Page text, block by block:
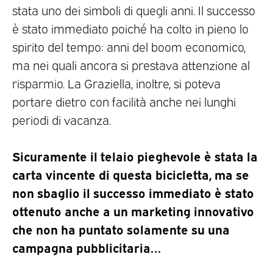
stata uno dei simboli di quegli anni. Il successo
è stato immediato poiché ha colto in pieno lo
spirito del tempo: anni del boom economico,
ma nei quali ancora si prestava attenzione al
risparmio. La Graziella, inoltre, si poteva
portare dietro con facilità anche nei lunghi
periodi di vacanza.
Sicuramente il telaio pieghevole è stata la
carta vincente di questa bicicletta, ma se
non sbaglio il successo immediato è stato
ottenuto anche a un marketing innovativo
che non ha puntato solamente su una
campagna pubblicitaria…